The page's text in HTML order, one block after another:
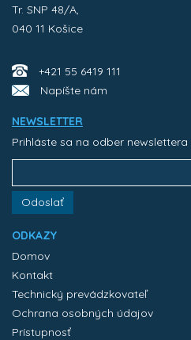
Tr. SNP 48/A,
040 11 Košice
+421 55 6419 111
Napíšte nám
NEWSLETTER
Prihláste sa na odber newslettera
Odoslať
ODKAZY
Domov
Kontakt
Technický prevádzkovateľ
Ochrana osobných údajov
Prístupnosť